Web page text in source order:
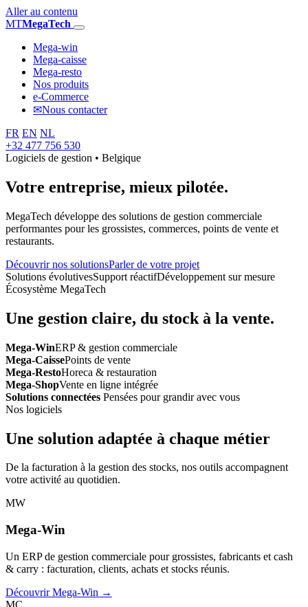
Aller au contenu
MTMegaTech
Mega-win
Mega-caisse
Mega-resto
Nos produits
e-Commerce
✉Nous contacter
FR EN NL
+32 477 756 530
Logiciels de gestion • Belgique
Votre entreprise, mieux pilotée.
MegaTech développe des solutions de gestion commerciale
performantes pour les grossistes, commerces, points de vente et
restaurants.
Découvrir nos solutionsParler de votre projet
Solutions évolutivesSupport réactifDéveloppement sur mesure
Écosystème MegaTech
Une gestion claire, du stock à la vente.
Mega-WinERP & gestion commerciale
Mega-CaissePoints de vente
Mega-RestoHoreca & restauration
Mega-ShopVente en ligne intégrée
Solutions connectées Pensées pour grandir avec vous
Nos logiciels
Une solution adaptée à chaque métier
De la facturation à la gestion des stocks, nos outils accompagnent
votre activité au quotidien.
MW
Mega-Win
Un ERP de gestion commerciale pour grossistes, fabricants et cash
& carry : facturation, clients, achats et stocks réunis.
Découvrir Mega-Win →
MC